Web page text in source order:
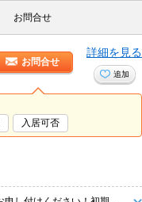
お問合せ
お問合せ
詳細を見る
追加
入居可否